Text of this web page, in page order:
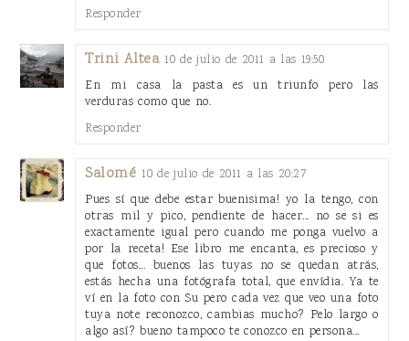
Responder
Trini Altea 10 de julio de 2011 a las 19:50
En mi casa la pasta es un triunfo pero las
verduras como que no.
Responder
Salomé 10 de julio de 2011 a las 20:27
Pues sí que debe estar buenisima! yo la tengo, con
otras mil y pico, pendiente de hacer... no se si es
exactamente igual pero cuando me ponga vuelvo a
por la receta! Ese libro me encanta, es precioso y
que fotos... buenos las tuyas no se quedan atrás,
estás hecha una fotógrafa total, que envídia. Ya te
ví en la foto con Su pero cada vez que veo una foto
tuya note reconozco, cambias mucho? Pelo largo o
algo así? bueno tampoco te conozco en persona...